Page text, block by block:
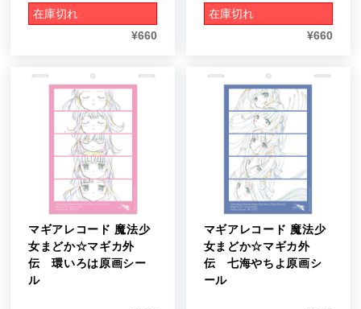
在庫切れ
¥660
在庫切れ
¥660
マギアレコード 魔法少
女まどか☆マギカ外
伝 環いろは原画シー
ル
マギアレコード 魔法少
女まどか☆マギカ外
伝 七海やちよ原画シ
ール